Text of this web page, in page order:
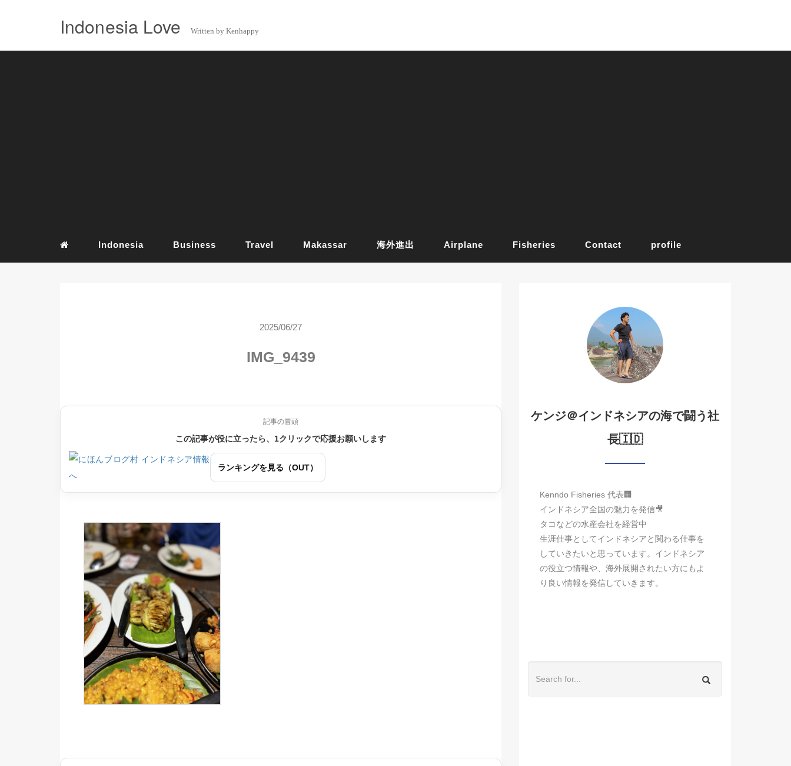
Indonesia Love Written by Kenhappy
Indonesia Business Travel Makassar 海外進出 Airplane Fisheries Contact profile
2025/06/27
IMG_9439
記事の冒頭
この記事が役に立ったら、1クリックで応援お願いします
ランキングを見る（OUT）
ケンジ＠インドネシアの海で闘う社
長🇮🇩
Kenndo Fisheries 代表🏢
インドネシア全国の魅力を発信🎥
タコなどの水産会社を経営中
生涯仕事としてインドネシアと関わる仕事を
していきたいと思っています。インドネシア
の役立つ情報や、海外展開されたい方にもよ
り良い情報を発信していきます。